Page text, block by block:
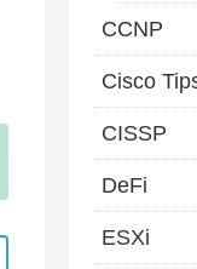
CCNP
Cisco
CISSP
DeFi
ESXi